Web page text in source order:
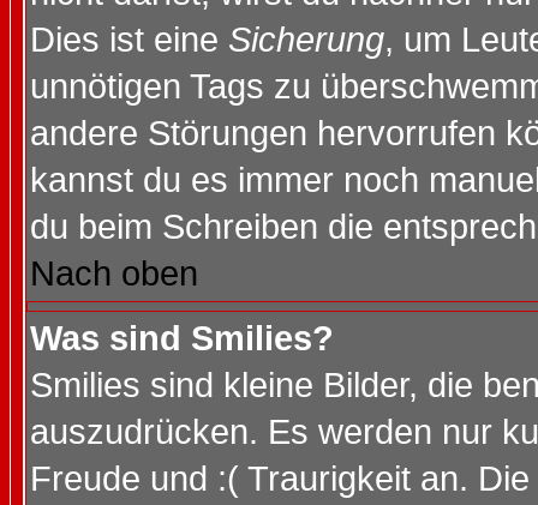
Dies ist eine Sicherung, um
unnötigen Tags zu
andere Störungen hervorrufen
kannst du es immer noch
du beim Schreiben die
Nach oben
Was sind Smilies?
Smilies sind kleine Bilder, die
auszudrücken. Es werden nur
Freude und :( Traurigkeit an.